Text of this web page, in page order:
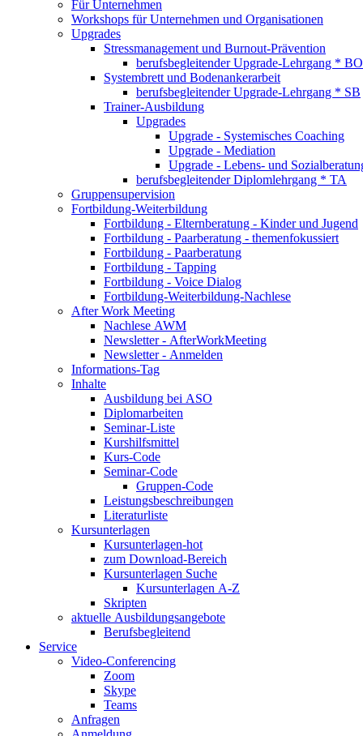
Für Unternehmen
Workshops für Unternehmen und Organisationen
Upgrades
Stressmanagement und Burnout-Prävention
berufsbegleitender Upgrade-Lehrgang * BO
Systembrett und Bodenankerarbeit
berufsbegleitender Upgrade-Lehrgang * SB
Trainer-Ausbildung
Upgrades
Upgrade - Systemisches Coaching
Upgrade - Mediation
Upgrade - Lebens- und
berufsbegleitender Diplomlehrgang * TA
Gruppensupervision
Fortbildung-Weiterbildung
Fortbildung - Elternberatung - Kinder und Jugend
Fortbildung - Paarberatung - themenfokussiert
Fortbildung - Paarberatung
Fortbildung - Tapping
Fortbildung - Voice Dialog
Fortbildung-Weiterbildung-Nachlese
After Work Meeting
Nachlese AWM
Newsletter - AfterWorkMeeting
Newsletter - Anmelden
Informations-Tag
Inhalte
Ausbildung bei ASO
Diplomarbeiten
Seminar-Liste
Kurshilfsmittel
Kurs-Code
Seminar-Code
Gruppen-Code
Leistungsbeschreibungen
Literaturliste
Kursunterlagen
Kursunterlagen-hot
zum Download-Bereich
Kursunterlagen Suche
Kursunterlagen A-Z
Skripten
aktuelle Ausbildungsangebote
Berufsbegleitend
Service
Video-Conferencing
Zoom
Skype
Teams
Anfragen